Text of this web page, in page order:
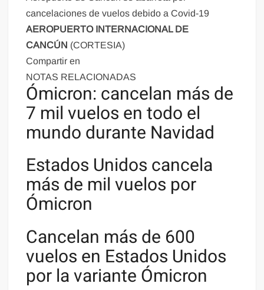
cancelaciones de vuelos debido a Covid-19
AEROPUERTO INTERNACIONAL DE
CANCÚN (CORTESIA)
Compartir en
NOTAS RELACIONADAS
Ómicron: cancelan más de
7 mil vuelos en todo el
mundo durante Navidad
Estados Unidos cancela
más de mil vuelos por
Ómicron
Cancelan más de 600
vuelos en Estados Unidos
por la variante Ómicron